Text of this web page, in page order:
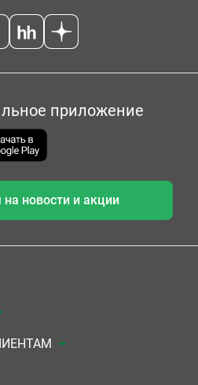
приложение
на новости и акции
договора